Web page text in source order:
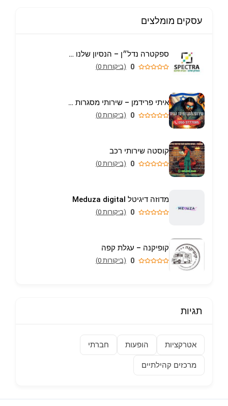
עסקים מומלצים
ספקטרה נדל״ן – הנסיון שלנו הבית שלכם
0 (ביקורות 0)
איתי פרידמן – שירותי מסגרות וריתוך עד הבית באריאל
0 (ביקורות 0)
קוסטה שירותי רכב
0 (ביקורות 0)
מדוזה דיגיטל Meduza digital
0 (ביקורות 0)
קופיקנה – עגלת קפה
0 (ביקורות 0)
תגיות
אטרקציות הופעות חברתי
מרכזים קהילתיים